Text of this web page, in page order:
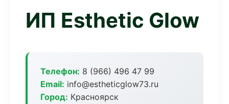
ИП Esthetic Glow
Телефон: 8 (966) 496 47 99
Email: info@estheticglow73.ru
Город: Красноярск